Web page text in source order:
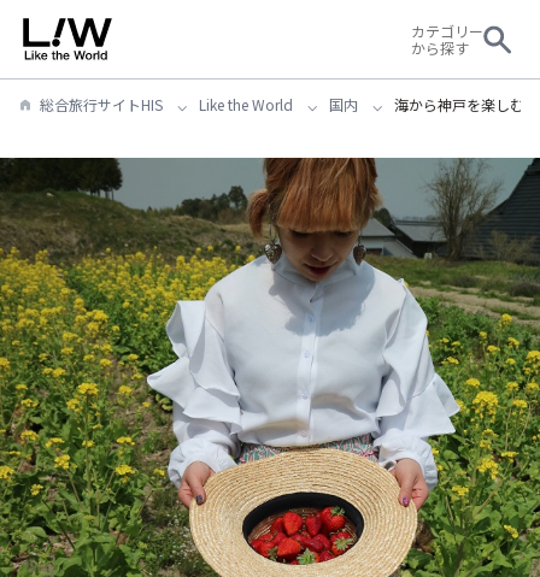
カテゴリー
から探す
総合旅行サイトHIS Like the World 国内 海から神戸を楽しむ